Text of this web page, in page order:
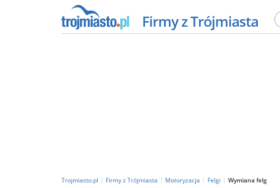
Firmy z Trójmiasta
Trojmiasto.pl Firmy z Trójmiasta Motoryzacja Felgi Wymiana felg